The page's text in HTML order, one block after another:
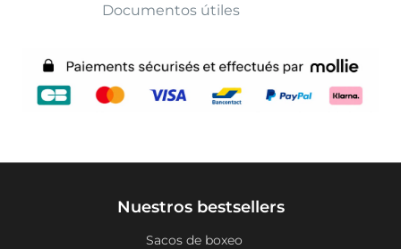
Documentos útiles
Nuestros bestsellers
Sacos de boxeo